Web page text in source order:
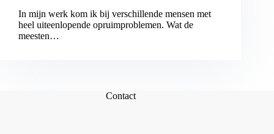
In mijn werk kom ik bij verschillende mensen met
heel uiteenlopende opruimproblemen. Wat de
meesten…
Contact